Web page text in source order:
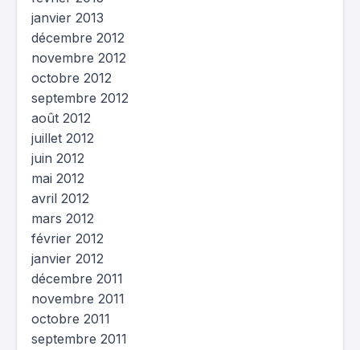
janvier 2013
décembre 2012
novembre 2012
octobre 2012
septembre 2012
août 2012
juillet 2012
juin 2012
mai 2012
avril 2012
mars 2012
février 2012
janvier 2012
décembre 2011
novembre 2011
octobre 2011
septembre 2011